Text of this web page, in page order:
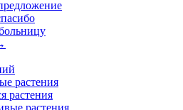
растения
растения
растения